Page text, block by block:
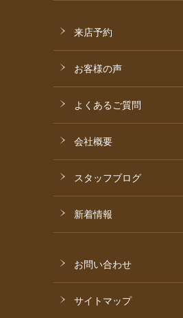
来店予約
お客様の声
よくあるご質問
会社概要
スタッフブログ
新着情報
お問い合わせ
サイトマップ